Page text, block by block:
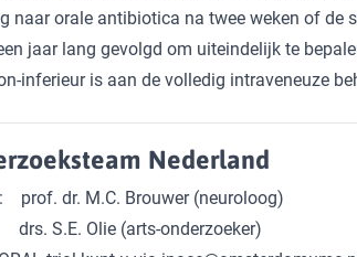
naar orale antibiotica na twee weken of
jaar lang gevolgd om uiteindelijk te
inferieur is aan de volledig intraveneuze
Nederland
: prof. dr. M.C. Brouwer (neuroloog)
Olie (arts-onderzoeker)